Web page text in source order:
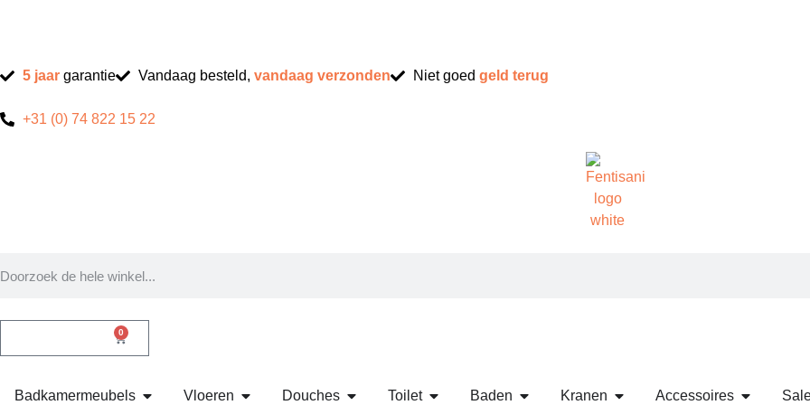
5 jaar garantie Vandaag besteld, vandaag verzonden Niet goed geld terug
+31 (0) 74 822 15 22
0
Badkamermeubels Vloeren Douches Toilet Baden Kranen Accessoires